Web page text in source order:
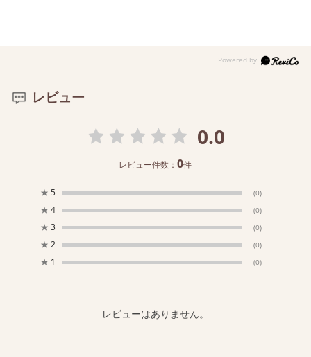
レビュー
0.0
レビュー件数：0件
★ 5 (0)
★ 4 (0)
★ 3 (0)
★ 2 (0)
★ 1 (0)
レビューはありません。